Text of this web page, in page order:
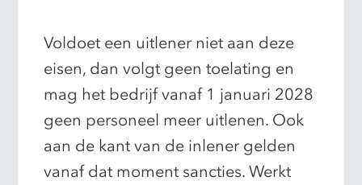
Voldoet een uitlener niet aan deze
eisen, dan volgt geen toelating en
mag het bedrijf vanaf 1 januari 2028
geen personeel meer uitlenen. Ook
aan de kant van de inlener gelden
vanaf dat moment sancties. Werkt